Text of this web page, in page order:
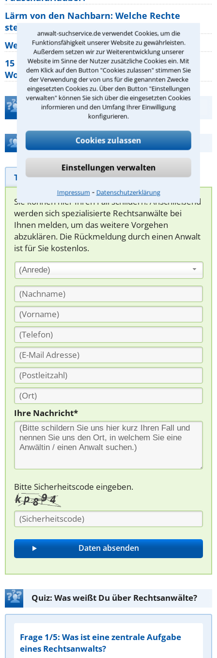
anwalt-suchservice.de verwendet Cookies, um die
Funktionsfähigkeit unserer Website zu gewährleisten.
Außerdem setzen wir zur Weiterentwicklung unserer
Website im Sinne der Nutzer zusätzliche Cookies ein. Mit
dem Klick auf den Button "Cookies zulassen" stimmen Sie
der Verwendung der von uns für die genannten Zwecke
eingesetzten Cookies zu. Über den Button "Einstellungen
verwalten" können Sie sich über die eingesetzten Cookies
informieren und den Umfang Ihrer Einwilligung
konfigurieren.
Cookies zulassen
Einstellungen verwalten
Impressum ⁃ Datenschutzerklärung
Lärm von den Nachbarn: Welche Rechte
stehen mir zu?
Wer muss Zweitwohnungssteuer zahlen?
15 elementare Rechte, die jeder
Wohnungseigentümer kennen sollte
Teste Dein Rechtswissen
Hilfe bei Ihrer Anwaltsuche?
Telefonhilfe Beratungsanfrage
Sie können hier Ihren Fall schildern. Anschließend
werden sich spezialisierte Rechtsanwälte bei
Ihnen melden, um das weitere Vorgehen
abzuklären. Die Rückmeldung durch einen Anwalt
ist für Sie kostenlos.
(Anrede)
Ihre Nachricht*
Bitte Sicherheitscode eingeben.
Quiz: Was weißt Du über Rechtsanwälte?
Frage 1/5: Was ist eine zentrale Aufgabe
eines Rechtsanwalts?